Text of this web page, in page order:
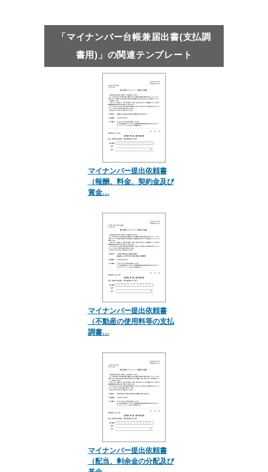
「マイナンバー台帳兼届出書(支払調
書用)」の関連テンプレート
マイナンバー提出依頼書
（報酬、料金、契約金及び
賞金…
マイナンバー提出依頼書
（不動産の使用料等の支払
調書…
マイナンバー提出依頼書
（配当、剰余金の分配及び